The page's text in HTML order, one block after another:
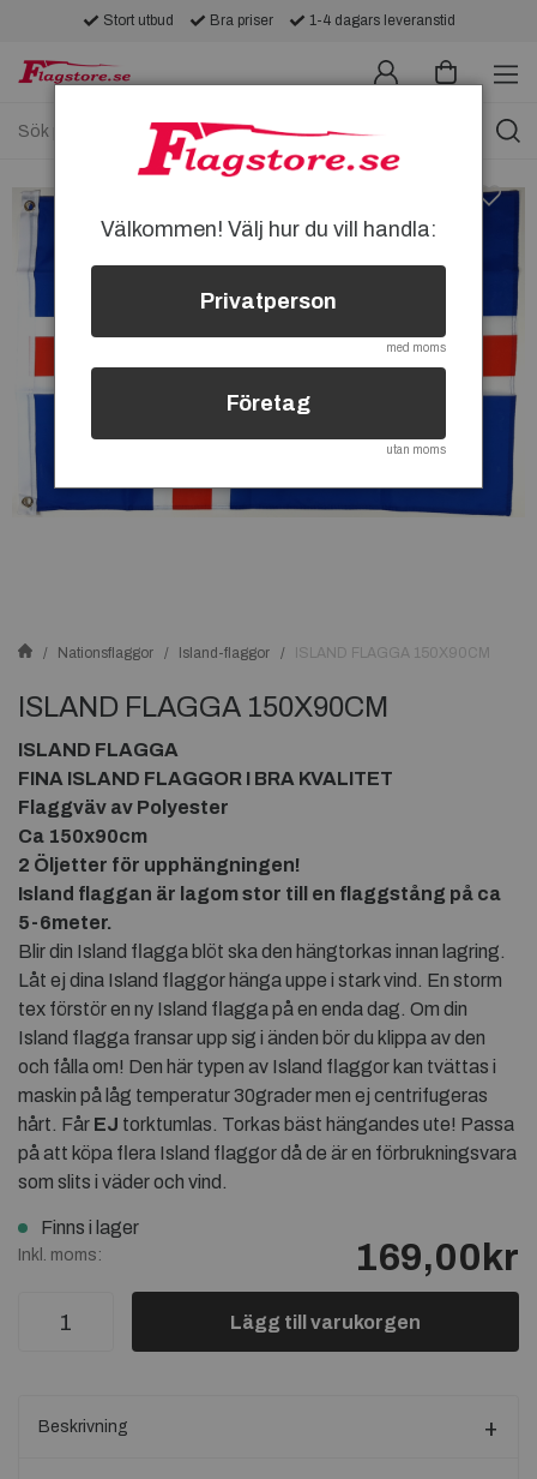
Stort utbud Bra priser 1-4 dagars leveranstid
Nationsflaggor Island-flaggor ISLAND FLAGGA 150X90CM
ISLAND FLAGGA 150X90CM
ISLAND FLAGGA
FINA ISLAND FLAGGOR I BRA KVALITET
Flaggväv av Polyester
Ca 150x90cm
2 Öljetter för upphängningen!
Island flaggan är lagom stor till en flaggstång på ca
5-6meter.
Blir din Island flagga blöt ska den hängtorkas innan lagring.
Låt ej dina Island flaggor hänga uppe i stark vind. En storm
tex förstör en ny Island flagga på en enda dag. Om din
Island flagga fransar upp sig i änden bör du klippa av den
och fålla om! Den här typen av Island flaggor kan tvättas i
maskin på låg temperatur 30grader men ej centrifugeras
hårt. Får EJ torktumlas. Torkas bäst hängandes ute! Passa
på att köpa flera Island flaggor då de är en förbrukningsvara
som slits i väder och vind.
Finns i lager
Inkl. moms: 169,00kr
Lägg till varukorgen
Beskrivning
Välkommen! Välj hur du vill handla:
Privatperson
med moms
Företag
utan moms